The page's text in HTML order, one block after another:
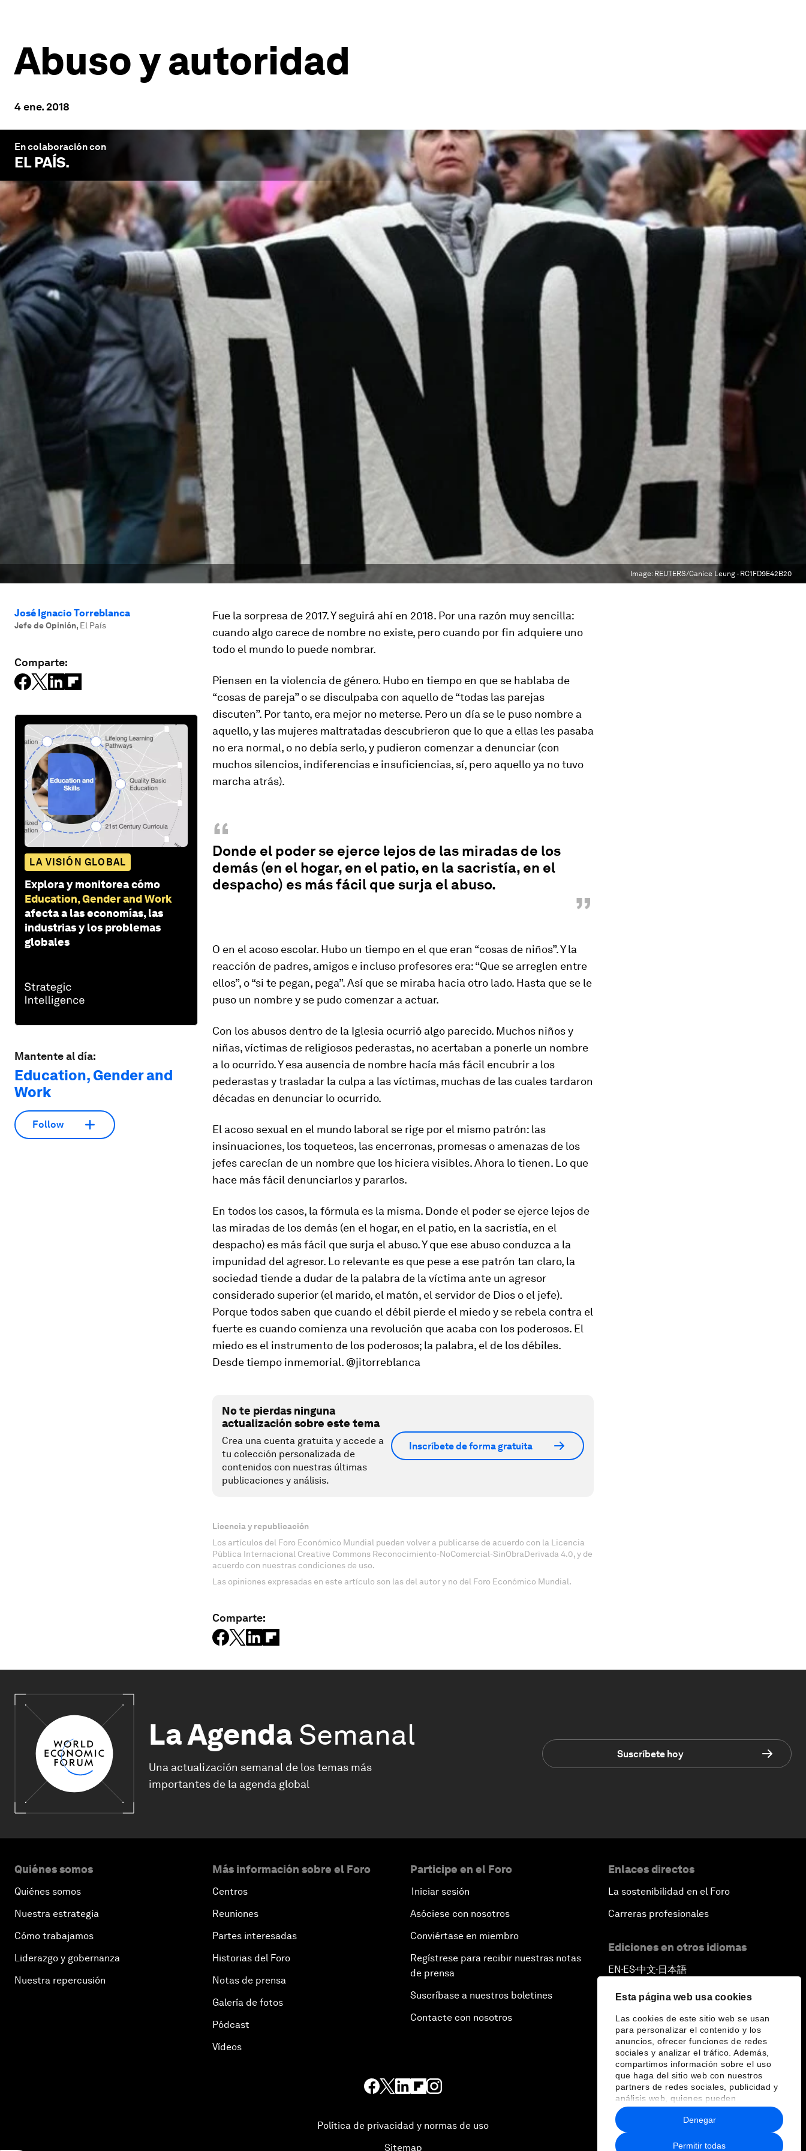
Esta página web usa cookies
Las cookies de este sitio web se usan
para personalizar el contenido y los
anuncios, ofrecer funciones de redes
sociales y analizar el tráfico. Además,
compartimos información sobre el uso
que haga del sitio web con nuestros
partners de redes sociales, publicidad y
análisis web, quienes pueden
combinarla con otra información que les
haya proporcionado o que hayan
recopilado a partir del uso que haya
hecho de sus servicios.
Permitir todas
Denegar
Abuso y autoridad
4 ene. 2018
En colaboración con
EL PAÍS.
Image: REUTERS/Canice Leung - RC1FD9E42B20
José Ignacio Torreblanca
Jefe de Opinión, El País
Comparte:
LA VISIÓN GLOBAL
Explora y monitorea cómo
Education, Gender and Work
afecta a las economías, las
industrias y los problemas
globales
Mantente al día:
Education, Gender and
Work
Follow
Fue la sorpresa de 2017. Y seguirá ahí en 2018. Por una razón muy sencilla:
cuando algo carece de nombre no existe, pero cuando por fin adquiere uno
todo el mundo lo puede nombrar.
Piensen en la violencia de género. Hubo en tiempo en que se hablaba de
“cosas de pareja” o se disculpaba con aquello de “todas las parejas
discuten”. Por tanto, era mejor no meterse. Pero un día se le puso nombre a
aquello, y las mujeres maltratadas descubrieron que lo que a ellas les pasaba
no era normal, o no debía serlo, y pudieron comenzar a denunciar (con
muchos silencios, indiferencias e insuficiencias, sí, pero aquello ya no tuvo
marcha atrás).
“
Donde el poder se ejerce lejos de las miradas de los
demás (en el hogar, en el patio, en la sacristía, en el
despacho) es más fácil que surja el abuso.
”
O en el acoso escolar. Hubo un tiempo en el que eran “cosas de niños”. Y la
reacción de padres, amigos e incluso profesores era: “Que se arreglen entre
ellos”, o “si te pegan, pega”. Así que se miraba hacia otro lado. Hasta que se le
puso un nombre y se pudo comenzar a actuar.
Con los abusos dentro de la Iglesia ocurrió algo parecido. Muchos niños y
niñas, víctimas de religiosos pederastas, no acertaban a ponerle un nombre
a lo ocurrido. Y esa ausencia de nombre hacía más fácil encubrir a los
pederastas y trasladar la culpa a las víctimas, muchas de las cuales tardaron
décadas en denunciar lo ocurrido.
El acoso sexual en el mundo laboral se rige por el mismo patrón: las
insinuaciones, los toqueteos, las encerronas, promesas o amenazas de los
jefes carecían de un nombre que los hiciera visibles. Ahora lo tienen. Lo que
hace más fácil denunciarlos y pararlos.
En todos los casos, la fórmula es la misma. Donde el poder se ejerce lejos de
las miradas de los demás (en el hogar, en el patio, en la sacristía, en el
despacho) es más fácil que surja el abuso. Y que ese abuso conduzca a la
impunidad del agresor. Lo relevante es que pese a ese patrón tan claro, la
sociedad tiende a dudar de la palabra de la víctima ante un agresor
considerado superior (el marido, el matón, el servidor de Dios o el jefe).
Porque todos saben que cuando el débil pierde el miedo y se rebela contra el
fuerte es cuando comienza una revolución que acaba con los poderosos. El
miedo es el instrumento de los poderosos; la palabra, el de los débiles.
Desde tiempo inmemorial. @jitorreblanca
No te pierdas ninguna
actualización sobre este tema
Crea una cuenta gratuita y accede a
tu colección personalizada de
contenidos con nuestras últimas
publicaciones y análisis.
Inscríbete de forma gratuita
Licencia y republicación
Los artículos del Foro Económico Mundial pueden volver a publicarse de acuerdo con la Licencia
Pública Internacional Creative Commons Reconocimiento-NoComercial-SinObraDerivada 4.0, y de
acuerdo con nuestras condiciones de uso.
Las opiniones expresadas en este artículo son las del autor y no del Foro Económico Mundial.
Comparte:
La Agenda Semanal
Una actualización semanal de los temas más
importantes de la agenda global
Suscríbete hoy
Quiénes somos
Quiénes somos
Nuestra estrategia
Cómo trabajamos
Liderazgo y gobernanza
Nuestra repercusión
Más información sobre el Foro
Centros
Reuniones
Partes interesadas
Historias del Foro
Notas de prensa
Galería de fotos
Pódcast
Vídeos
Participe en el Foro
Iniciar sesión
Asóciese con nosotros
Conviértase en miembro
Regístrese para recibir nuestras notas
de prensa
Suscríbase a nuestros boletines
Contacte con nosotros
Enlaces directos
La sostenibilidad en el Foro
Carreras profesionales
Ediciones en otros idiomas
EN ▪ES▪中文▪ 日本語
Política de privacidad y normas de uso
Sitemap